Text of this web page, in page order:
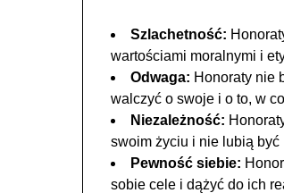
Szlachetność:
wartościami moralnymi i
Odwaga: Honoraty nie
walczyć o swoje i o to, w
Niezależność:
swoim życiu i nie lubią być
Pewność siebie:
sobie cele i dążyć do ich